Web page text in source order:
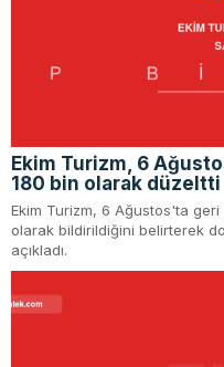
Ekim Turizm, 6
180 bin olarak düzeltti
Ekim Turizm, 6 Ağustos'ta
olarak bildirildiğini belirterek
açıkladı.